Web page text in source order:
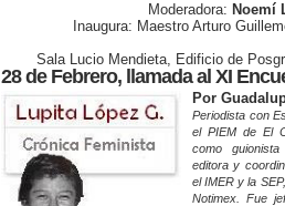
Moderadora: Noemí
Inaugura: Maestro Arturo
Sala Lucio Mendieta, Edificio de
28 de Febrero, llamada al XI
Por
Periodista con
el PIEM de El
como
editora y
el IMER y la
Notimex. Fue